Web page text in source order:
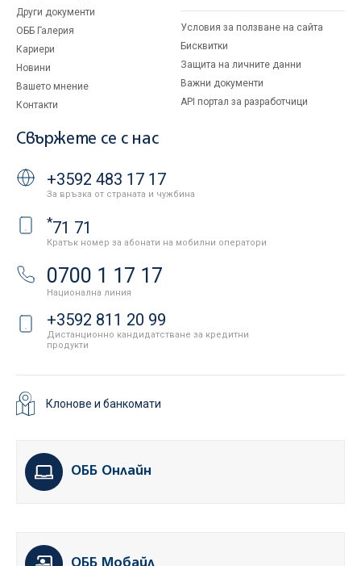
Други документи
ОББ Галерия
Кариери
Новини
Вашето мнение
Контакти
Условия за ползване на сайта
Бисквитки
Защита на личните данни
Важни документи
API портал за разработчици
Свържете се с нас
+3592 483 17 17
За връзка от страната и чужбина
*71 71
Кратък номер за абонати на мобилни оператори
0700 1 17 17
Национална линия
+3592 811 20 99
Дистанционно кандидатстване за кредитни
продукти
Клонове и банкомати
ОББ Онлайн